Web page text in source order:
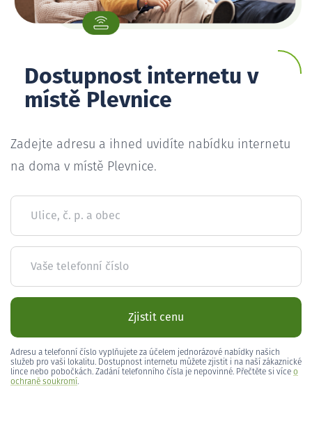
Dostupnost internetu v
místě Plevnice
Zadejte adresu a ihned uvidíte nabídku internetu
na doma v místě Plevnice.
Ulice, č. p. a obec
Vaše telefonní číslo
Zjistit cenu
Adresu a telefonní číslo vyplňujete za účelem jednorázové nabídky našich
služeb pro vaši lokalitu. Dostupnost internetu můžete zjistit i na naší zákaznické
lince nebo pobočkách. Zadání telefonního čísla je nepovinné. Přečtěte si více o
ochraně soukromí.